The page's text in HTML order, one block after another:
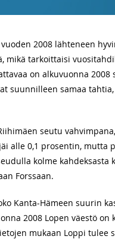
2008 lähteneen
tarkoittaisi
on alkuvuonna
suunnilleen samaa
seutu
alle 0,1 prosentin, mutta
kolme kahdeksasta
Forssaan.
Kanta-Hämeen suurin
2008 Lopen väestö on
mukaan Loppi tulee